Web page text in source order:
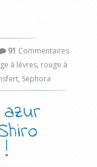
91 Commentaires
à lèvres, rouge à
, Sephora
azur